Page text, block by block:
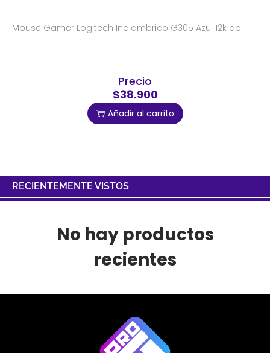
Mouse Gamer Logitech Inalambrico G305 Azul 12k dpi
Precio
$38.900
Añadir al carrito
RECIENTEMENTE VISTOS
No hay productos
recientes